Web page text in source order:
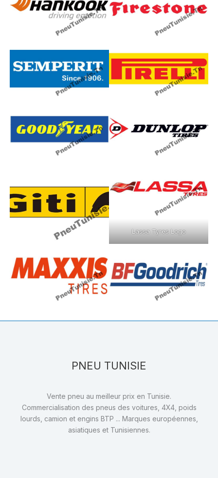
Lassa Tyres Logo
PNEU TUNISIE
Vente pneu au meilleur prix en Tunisie.
Commercialisation des pneus des voitures, 4X4, poids
lourds, camion et engins BTP ... Marques européennes,
asiatiques et Tunisiennes.